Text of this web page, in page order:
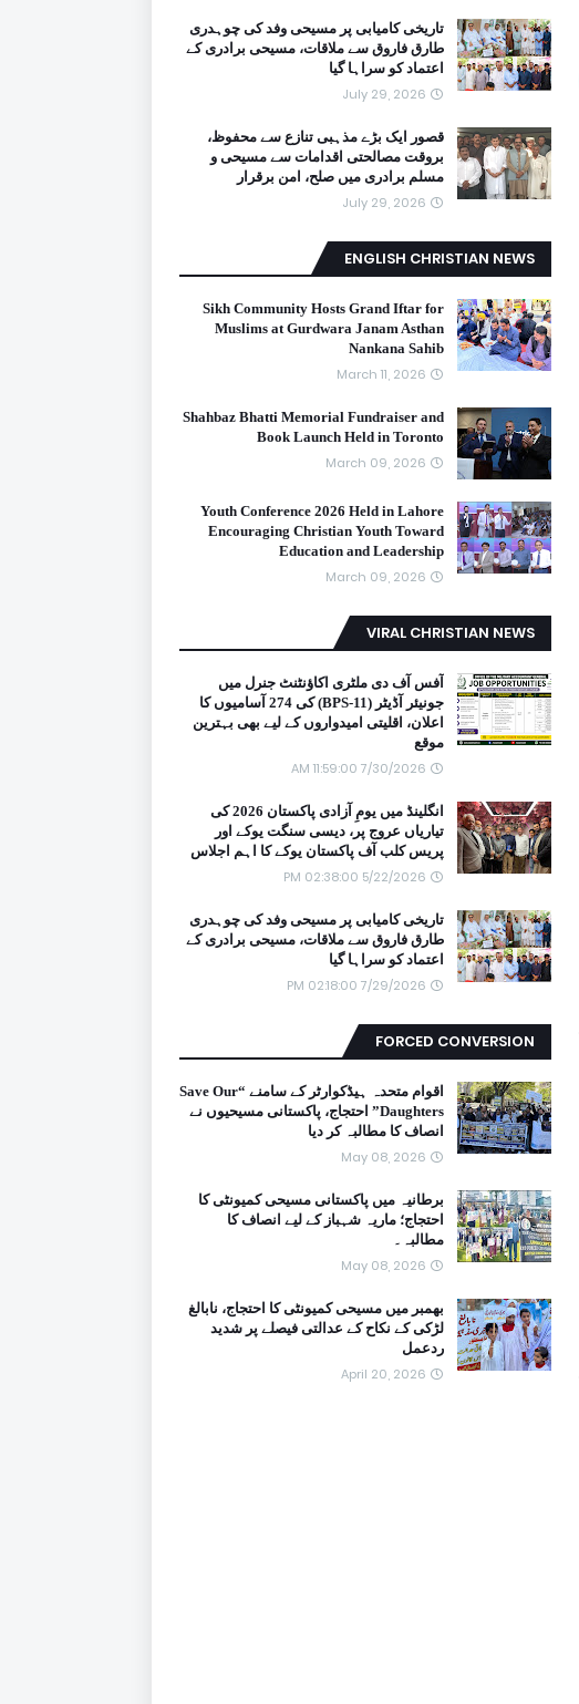
تاریخی کامیابی پر مسیحی وفد کی چوہدری
طارق فاروق سے ملاقات، مسیحی برادری کے
اعتماد کو سراہا گیا
July 29, 2026
قصور ایک بڑے مذہبی تنازع سے محفوظ،
بروقت مصالحتی اقدامات سے مسیحی و
مسلم برادری میں صلح، امن برقرار
July 29, 2026
ENGLISH CHRISTIAN NEWS
Sikh Community Hosts Grand Iftar for
Muslims at Gurdwara Janam Asthan
Nankana Sahib
March 11, 2026
Shahbaz Bhatti Memorial Fundraiser and
Book Launch Held in Toronto
March 09, 2026
Youth Conference 2026 Held in Lahore
Encouraging Christian Youth Toward
Education and Leadership
March 09, 2026
VIRAL CHRISTIAN NEWS
آفس آف دی ملٹری اکاؤنٹنٹ جنرل میں
جونیئر آڈیٹر (BPS-11) کی 274 آسامیوں کا
اعلان، اقلیتی امیدواروں کے لیے بھی بہترین
موقع
7/30/2026 11:59:00 AM
انگلینڈ میں یومِ آزادی پاکستان 2026 کی
تیاریاں عروج پر، دیسی سنگت یوکے اور
پریس کلب آف پاکستان یوکے کا اہم اجلاس
5/22/2026 02:38:00 PM
تاریخی کامیابی پر مسیحی وفد کی چوہدری
طارق فاروق سے ملاقات، مسیحی برادری کے
اعتماد کو سراہا گیا
7/29/2026 02:18:00 PM
FORCED CONVERSION
اقوام متحدہ ہیڈکوارٹر کے سامنے “Save Our
Daughters” احتجاج، پاکستانی مسیحیوں نے
انصاف کا مطالبہ کر دیا
May 08, 2026
برطانیہ میں پاکستانی مسیحی کمیونٹی کا
احتجاج؛ ماریہ شہباز کے لیے انصاف کا
مطالبہ۔
May 08, 2026
بھمبر میں مسیحی کمیونٹی کا احتجاج، نابالغ
لڑکی کے نکاح کے عدالتی فیصلے پر شدید
ردعمل
April 20, 2026